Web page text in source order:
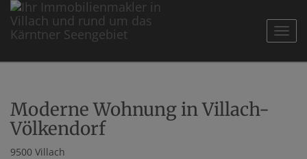
Moderne Wohnung in Villach-
Völkendorf
9500 Villach